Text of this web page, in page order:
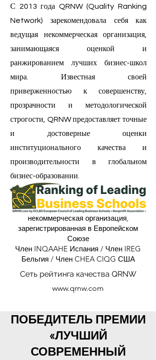
С 2013 года QRNW (Quality Ranking
Network) зарекомендовала себя как
ведущая некоммерческая организация,
занимающаяся оценкой и
ранжированием лучших бизнес-школ
мира. Известная своей
приверженностью к совершенству,
прозрачности и методологической
строгости, QRNW предоставляет точные
и достоверные оценки
институционального качества и
производительности в глобальном
бизнес-образовании.
некоммерческая организация,
зарегистрированная в Европейском
Союзе
Член INQAAHE Испания / Член IREG
Бельгия / Член CHEA CIQG США
Сеть рейтинга качества QRNW
www.qrnw.com
ПОБЕДИТЕЛЬ ПРЕМИИ
«ЛУЧШИЙ
СОВРЕМЕННЫЙ